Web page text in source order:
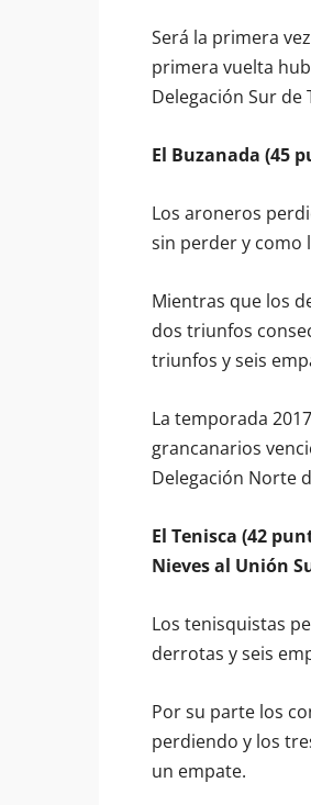
Será la primera
primera vuelta
Delegación Sur de
El Buzanada (45
Los aroneros
sin perder y como
Mientras que los
dos triunfos
triunfos y seis
La temporada
grancanarios
Delegación Norte
El Tenisca (42
Nieves al Unión
Los tenisquistas
derrotas y seis
Por su parte los
perdiendo y los
un empate.